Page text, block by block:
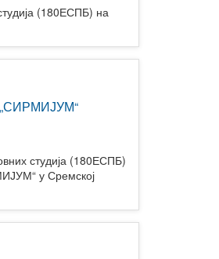
(180ЕСПБ) на
„СИРМИЈУМ“
студија (180ЕСПБ)
у Сремској